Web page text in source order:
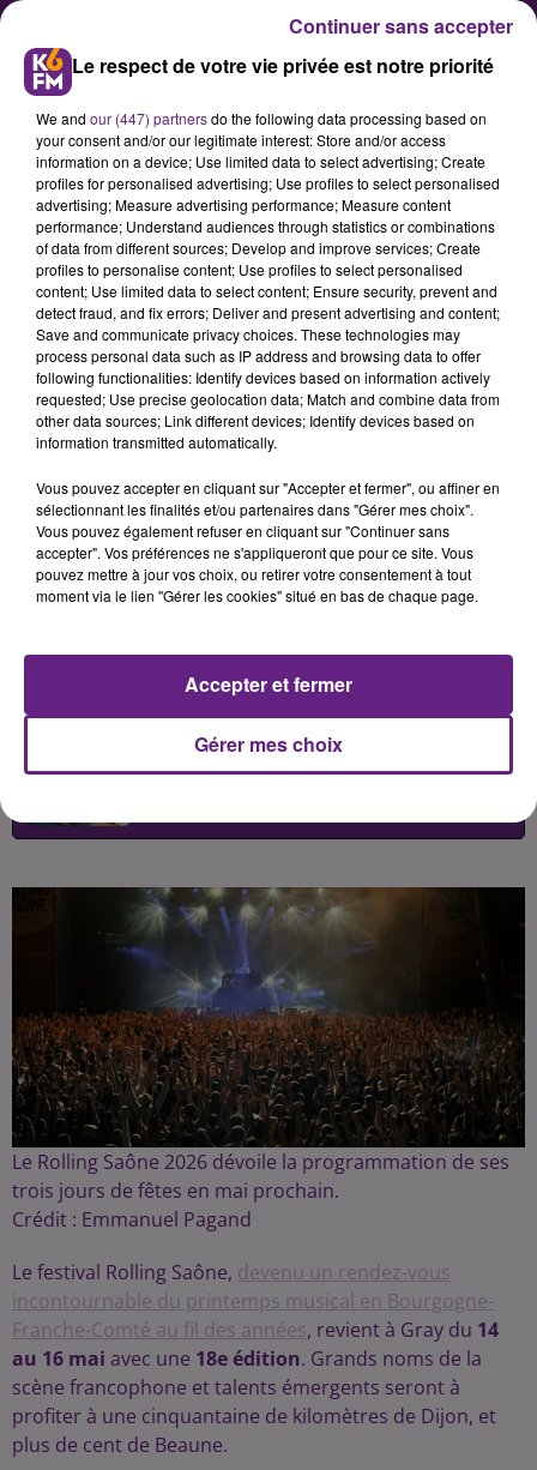
Rolling Saône : Matt Pokora,
Marine, Dajda & Dinaz, ... la
programmation 2026 est connue
Le festival Rolling Saône revient à
Gray du 14 au 16 mai 2026 pour une
programme : trois jours de concerts
avec des têtes d'affiche comme
Matt Pokora, Djadja & Dinaz ou
Marine, et une panoplie d'artistes
Publié : 2 février 2026 à 19h00 par
Léon Charpenay-Redacteur Web
Pigiste
Le Rolling Saône 2026 dévoile la programmation de ses
trois jours de fêtes en mai prochain.
Crédit : Emmanuel Pagand
Le festival Rolling Saône, devenu un rendez-vous
incontournable du printemps musical en Bourgogne-
Franche-Comté au fil des années, revient à Gray du 14
au 16 mai avec une 18e édition. Grands noms de la
scène francophone et talents émergents seront à
profiter à une cinquantaine de kilomètres de Dijon, et
plus de cent de Beaune.
Le respect de votre vie privée est notre priorité
We and our (447) partnersdo the following data processing based on
your consent and/or our legitimate interest: Store and/or access
information on a device; Use limited data to select advertising; Create
profiles for personalised advertising; Use profiles to select personalised
advertising; Measure advertising performance; Measure content
performance; Understand audiences through statistics or combinations
of data from different sources; Develop and improve services; Create
profiles to personalise content; Use profiles to select personalised
content; Use limited data to select content; Ensure security, prevent and
detect fraud, and fix errors; Deliver and present advertising and content;
Save and communicate privacy choices. These technologies may
process personal data such as IP address and browsing data to offer
following functionalities: Identify devices based on information actively
requested; Use precise geolocation data; Match and combine data from
other data sources; Link different devices; Identify devices based on
information transmitted automatically.
Vous pouvez accepter en cliquant sur "Accepter et fermer", ou affiner en
sélectionnant les finalités et/ou partenaires dans "Gérer mes choix".
Vous pouvez également refuser en cliquant sur "Continuer sans
accepter". Vos préférences ne s'appliqueront que pour ce site. Vous
pouvez mettre à jour vos choix, ou retirer votre consentement à tout
moment via le lien "Gérer les cookies" situé en bas de chaque page.
Gérer mes choix
Accepter et fermer
Continuer sans accepter